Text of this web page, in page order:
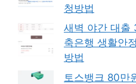
청방법
새벽 야간 대출
축은행 생활안
방법
토스뱅크 80만